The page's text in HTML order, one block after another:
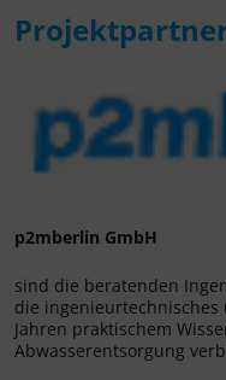
p2mberlin GmbH
sind die beratenden
die ingenieurtechnisches
Jahren praktischem
Abwasserentsorgung